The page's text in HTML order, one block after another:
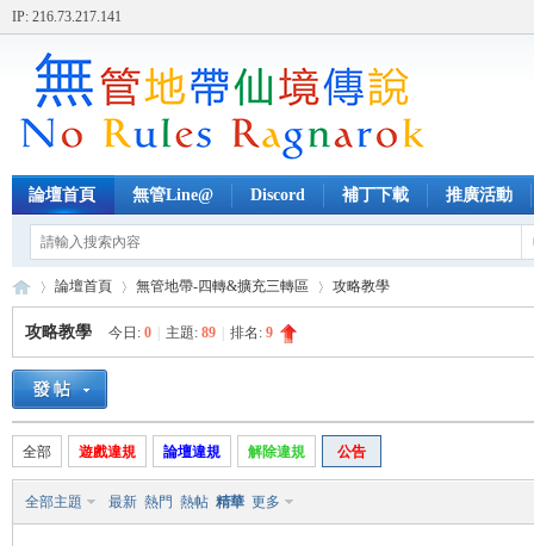
IP: 216.73.217.141
論壇首頁 無管Line@ Discord 補丁下載 推廣活動
»
論壇首頁 無管地帶-四轉&擴充三轉區 攻略教學
攻略教學 今日: 0 主題: 89 排名: 9
全部 遊戲違規 論壇違規 解除違規 公告
全部主題 最新 熱門 熱帖 精華 更多